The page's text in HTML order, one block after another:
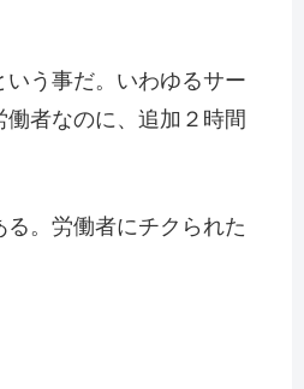
う事だ。いわゆるサー
者なのに、追加２時間
。労働者にチクられた